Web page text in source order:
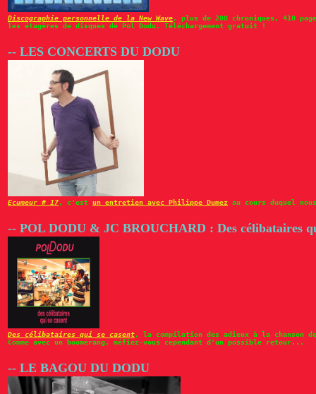
Discographie personnelle de la New Wave, plus de 200 chroniques, 410
les étagères de disques de Pol Dodu. Téléchargement gratuit !
-- LES CONCERTS DU DODU
Ecumeur # 17, c'est un entretien avec Philippe Dumez au cours duquel
-- POL DODU & JC BROUCHARD : Des célibataires
Des célibataires qui se casent, la compilation des adieux à la chanson
Comme avec un boomerang, méfiez-vous cependant d'un possible retour...
-- LE BAGOU DU DODU